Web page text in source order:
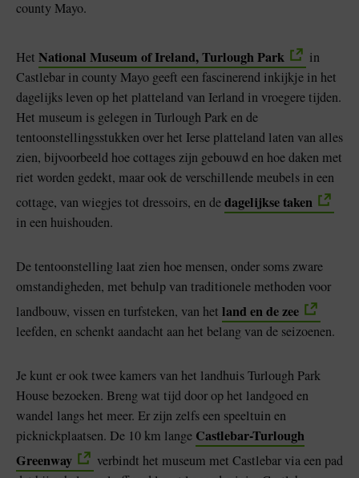
county Mayo.
Het National Museum of Ireland, Turlough Park
in
Castlebar in county Mayo geeft een fascinerend inkijkje in het
dagelijks leven op het platteland van Ierland in vroegere tijden.
Het museum is gelegen in Turlough Park en de
tentoonstellingsstukken over het Ierse platteland laten van alles
zien, bijvoorbeeld hoe cottages zijn gebouwd en hoe daken met
riet worden gedekt, maar ook de verschillende meubels in een
cottage, van wiegjes tot dressoirs, en dedagelijkse taken
in een huishouden.
De tentoonstelling laat zien hoe mensen, onder soms zware
omstandigheden, met behulp van traditionele methoden voor
landbouw, vissen en turfsteken, van het land en de zee
leefden, en schenkt aandacht aan het belang van de seizoenen.
Je kunt er ook twee kamers van het landhuis Turlough Park
House bezoeken. Breng wat tijd door op het landgoed en
wandel langs het meer. Er zijn zelfs een speeltuin en
picknickplaatsen. De 10 km lange Castlebar-Turlough
Greenway
verbindt het museum met Castlebar via een pad